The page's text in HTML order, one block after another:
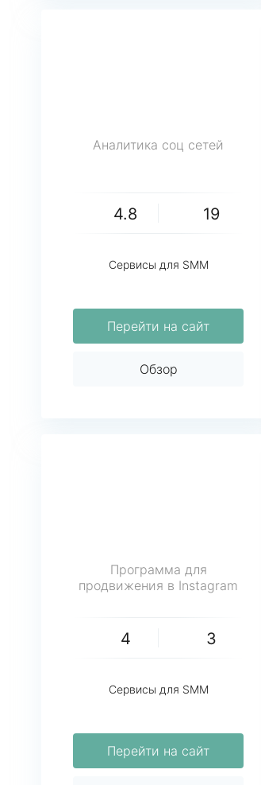
Аналитика соц сетей
4.8 19
Сервисы для SMM
Перейти на сайт
Обзор
Программа для
продвижения в Instagram
4 3
Сервисы для SMM
Перейти на сайт